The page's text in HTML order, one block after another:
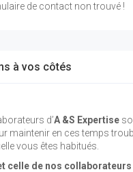
de contact non trouvé !
à vos côtés
d’A &S Expertise
maintenir en ces temps
vous êtes habitués.
celle de nos